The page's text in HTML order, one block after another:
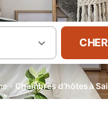
· Chambres d’hôtes à